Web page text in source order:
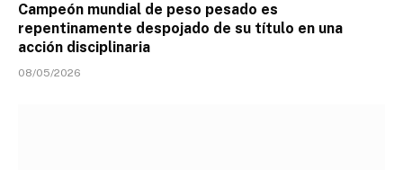
Campeón mundial de peso pesado es
repentinamente despojado de su título en una
acción disciplinaria
08/05/2026